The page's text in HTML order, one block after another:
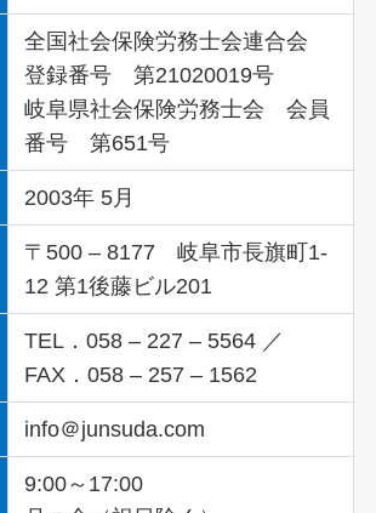
全国社会保険労務士会連合会
登録番号 第21020019号
岐阜県社会保険労務士会 会員
番号 第651号
2003年 5月
〒500 – 8177 岐阜市長旗町1-
12 第1後藤ビル201
TEL．058 – 227 – 5564 ／
FAX．058 – 257 – 1562
info＠junsuda.com
9:00～17:00